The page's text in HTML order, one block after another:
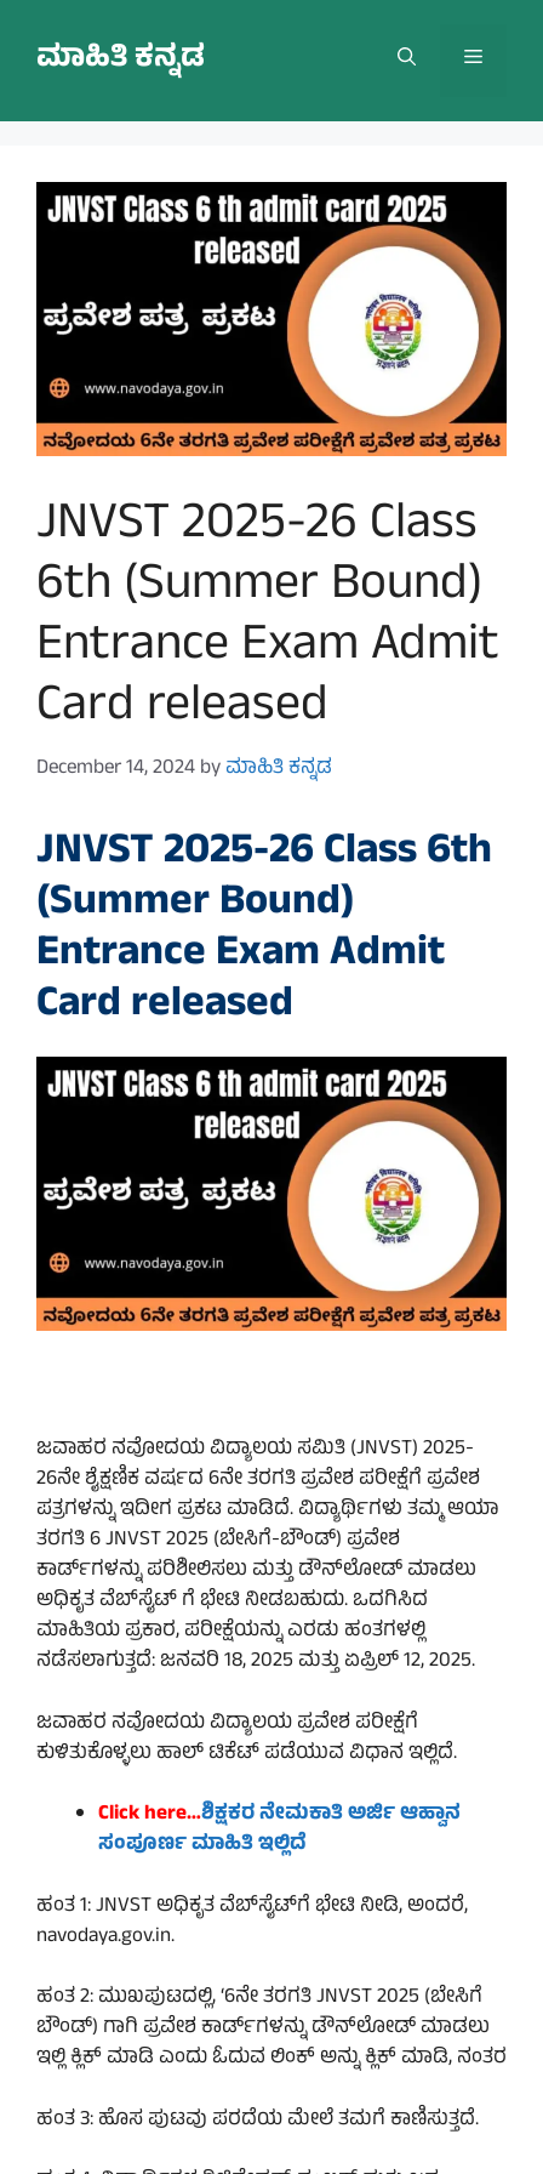
contentಮಾಹಿತಿ ಕನ್ನಡ Menu
JNVST 2025-26 Class
6th (Summer Bound)
Entrance Exam Admit
Card released
December 14, 2024byಮಾಹಿತಿ ಕನ್ನಡ
JNVST 2025-26 Class 6th
(Summer Bound)
Entrance Exam Admit
Card released
ಜವಾಹರ ನವೋದಯ ವಿದ್ಯಾಲಯ ಸಮಿತಿ (JNVST) 2025-
26ನೇ ಶೈಕ್ಷಣಿಕ ವರ್ಷದ 6ನೇ ತರಗತಿ ಪ್ರವೇಶ ಪರೀಕ್ಷೆಗೆ ಪ್ರವೇಶ
ಪತ್ರಗಳನ್ನು ಇದೀಗ ಪ್ರಕಟ ಮಾಡಿದೆ. ವಿದ್ಯಾರ್ಥಿಗಳು ತಮ್ಮ ಆಯಾ
ತರಗತಿ 6 JNVST 2025 (ಬೇಸಿಗೆ-ಬೌಂಡ್) ಪ್ರವೇಶ
ಕಾರ್ಡ್‌ಗಳನ್ನು ಪರಿಶೀಲಿಸಲು ಮತ್ತು ಡೌನ್‌ಲೋಡ್ ಮಾಡಲು
ಅಧಿಕೃತ ವೆಬ್‌ಸೈಟ್ ಗೆ ಭೇಟಿ ನೀಡಬಹುದು. ಒದಗಿಸಿದ
ಮಾಹಿತಿಯ ಪ್ರಕಾರ, ಪರೀಕ್ಷೆಯನ್ನು ಎರಡು ಹಂತಗಳಲ್ಲಿ
ನಡೆಸಲಾಗುತ್ತದೆ: ಜನವರಿ 18, 2025 ಮತ್ತು ಏಪ್ರಿಲ್ 12, 2025.
ಜವಾಹರ ನವೋದಯ ವಿದ್ಯಾಲಯ ಪ್ರವೇಶ ಪರೀಕ್ಷೆಗೆ
ಕುಳಿತುಕೊಳ್ಳಲು ಹಾಲ್ ಟಿಕೆಟ್ ಪಡೆಯುವ ವಿಧಾನ ಇಲ್ಲಿದೆ.
Click here…ಶಿಕ್ಷಕರ ನೇಮಕಾತಿ ಅರ್ಜಿ ಆಹ್ವಾನ
ಸಂಪೂರ್ಣ ಮಾಹಿತಿ ಇಲ್ಲಿದೆ
ಹಂತ 1: JNVST ಅಧಿಕೃತ ವೆಬ್‌ಸೈಟ್‌ಗೆ ಭೇಟಿ ನೀಡಿ, ಅಂದರೆ,
navodaya.gov.in.
ಹಂತ 2: ಮುಖಪುಟದಲ್ಲಿ, ‘6ನೇ ತರಗತಿ JNVST 2025 (ಬೇಸಿಗೆ
ಬೌಂಡ್) ಗಾಗಿ ಪ್ರವೇಶ ಕಾರ್ಡ್‌ಗಳನ್ನು ಡೌನ್‌ಲೋಡ್ ಮಾಡಲು
ಇಲ್ಲಿ ಕ್ಲಿಕ್ ಮಾಡಿ ಎಂದು ಓದುವ ಲಿಂಕ್ ಅನ್ನು ಕ್ಲಿಕ್ ಮಾಡಿ, ನಂತರ
ಹಂತ 3: ಹೊಸ ಪುಟವು ಪರದೆಯ ಮೇಲೆ ತಮಗೆ ಕಾಣಿಸುತ್ತದೆ.